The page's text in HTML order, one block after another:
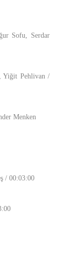
Sofu, Serdar
Yiğit Pehlivan /
Menken
/ 00:03:00